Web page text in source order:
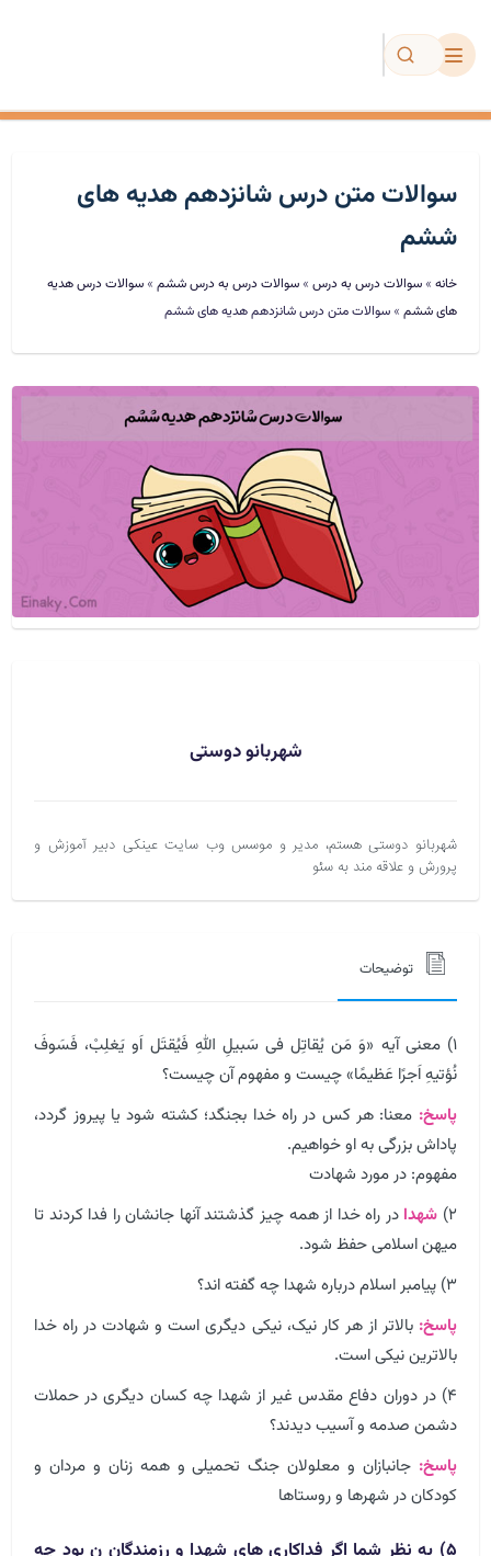
دیکته
تمرین و آزمون
فروشگاه
سوالات متن درس شانزدهم هدیه های
ششم
خانه »سوالات درس به درس »سوالات درس به درس ششم »سوالات درس هدیه
های ششم »سوالات متن درس شانزدهم هدیه های ششم
شهربانو دوستی
شهربانو دوستی هستم، مدیر و موسس وب سایت عینکی دبیر آموزش و
پرورش و علاقه مند به سئو
توضیحات
۱) معنی آیه «وَ مَن یُقاتِل فی سَبیلِ اللهِ فَیُقتَل اَو یَغلِبْ، فَسَوفَ
نُؤتیهِ اَجرًا عَظیمًا» چیست و مفهوم آن چیست؟
پاسخ: معنا: هر کس در راه خدا بجنگد؛ کشته شود یا پیروز گردد،
پاداش بزرگی به او خواهیم.
مفهوم: در مورد شهادت
۲) شهدا در راه خدا از همه چیز گذشتند آنها جانشان را فدا کردند تا
میهن اسلامی حفظ شود.
۳) پیامبر اسلام درباره شهدا چه گفته اند؟
پاسخ: بالاتر از هر کار نیک، نیکی دیگری است و شهادت در راه خدا
بالاترین نیکی است.
۴) در دوران دفاع مقدس غیر از شهدا چه کسان دیگری در حملات
دشمن صدمه و آسیب دیدند؟
پاسخ: جانبازان و معلولان جنگ تحمیلی و همه زنان و مردان و
کودکان در شهرها و روستاها